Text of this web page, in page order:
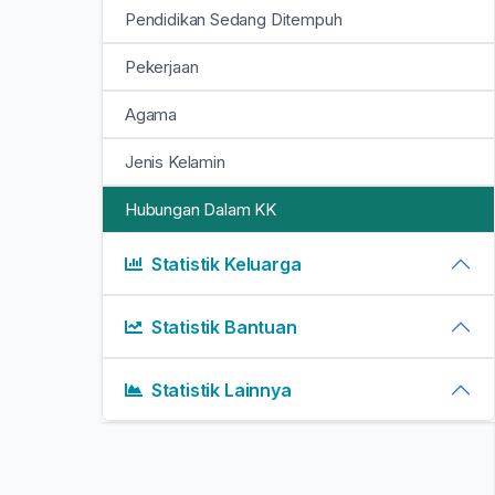
Pendidikan Sedang Ditempuh
Pekerjaan
Agama
Jenis Kelamin
Hubungan Dalam KK
Statistik Keluarga
Statistik Bantuan
Statistik Lainnya